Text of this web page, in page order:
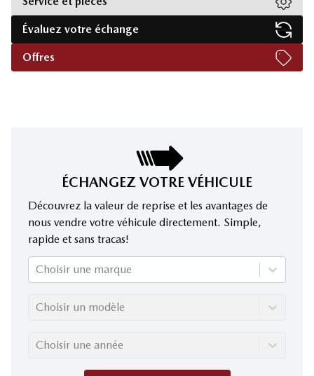
Évaluez votre échange
Offres
ÉCHANGEZ VOTRE VÉHICULE
Découvrez la valeur de reprise et les avantages de
nous vendre votre véhicule directement. Simple,
rapide et sans tracas!
Choisir une marque
Choisir un modèle
Choisir une année